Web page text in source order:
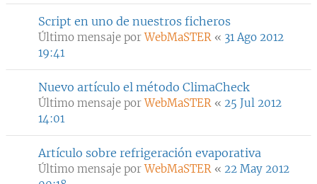
Script en uno de nuestros ficheros
Último mensaje porWebMaSTER « 31 Ago 2012
19:41
Nuevo artículo el método ClimaCheck
Último mensaje porWebMaSTER « 25 Jul 2012
14:01
Artículo sobre refrigeración evaporativa
Último mensaje porWebMaSTER « 22 May 2012